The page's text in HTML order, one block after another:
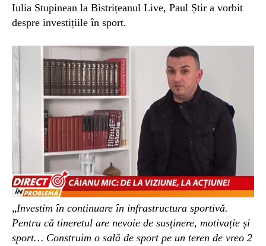
Iulia Stupinean la Bistrițeanul Live, Paul Știr a vorbit
despre investițiile în sport.
„Investim în continuare în infrastructura sportivă.
Pentru că tineretul are nevoie de susținere, motivație și
sport… Construim o sală de sport pe un teren de vreo 2